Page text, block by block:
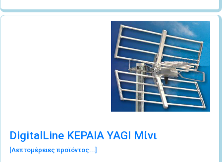
DigitalLine ΚΕΡΑΙΑ YAGI Μίνι
[Λεπτομέρειες προϊόντος...]